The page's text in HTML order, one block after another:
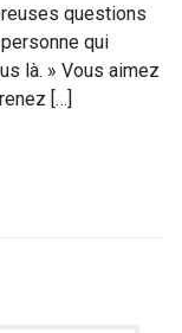
questions
qui
là. » Vous aimez
[…]